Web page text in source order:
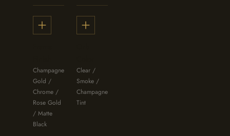
Champagne
Gold /
Chrome /
Rose Gold
/ Matte
Black
Clear /
Smoke /
Champagne
Tint